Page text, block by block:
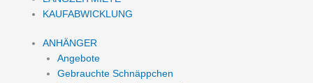
KAUFABWICKLUNG
ANHÄNGER
Angebote
Gebrauchte Schnäppchen